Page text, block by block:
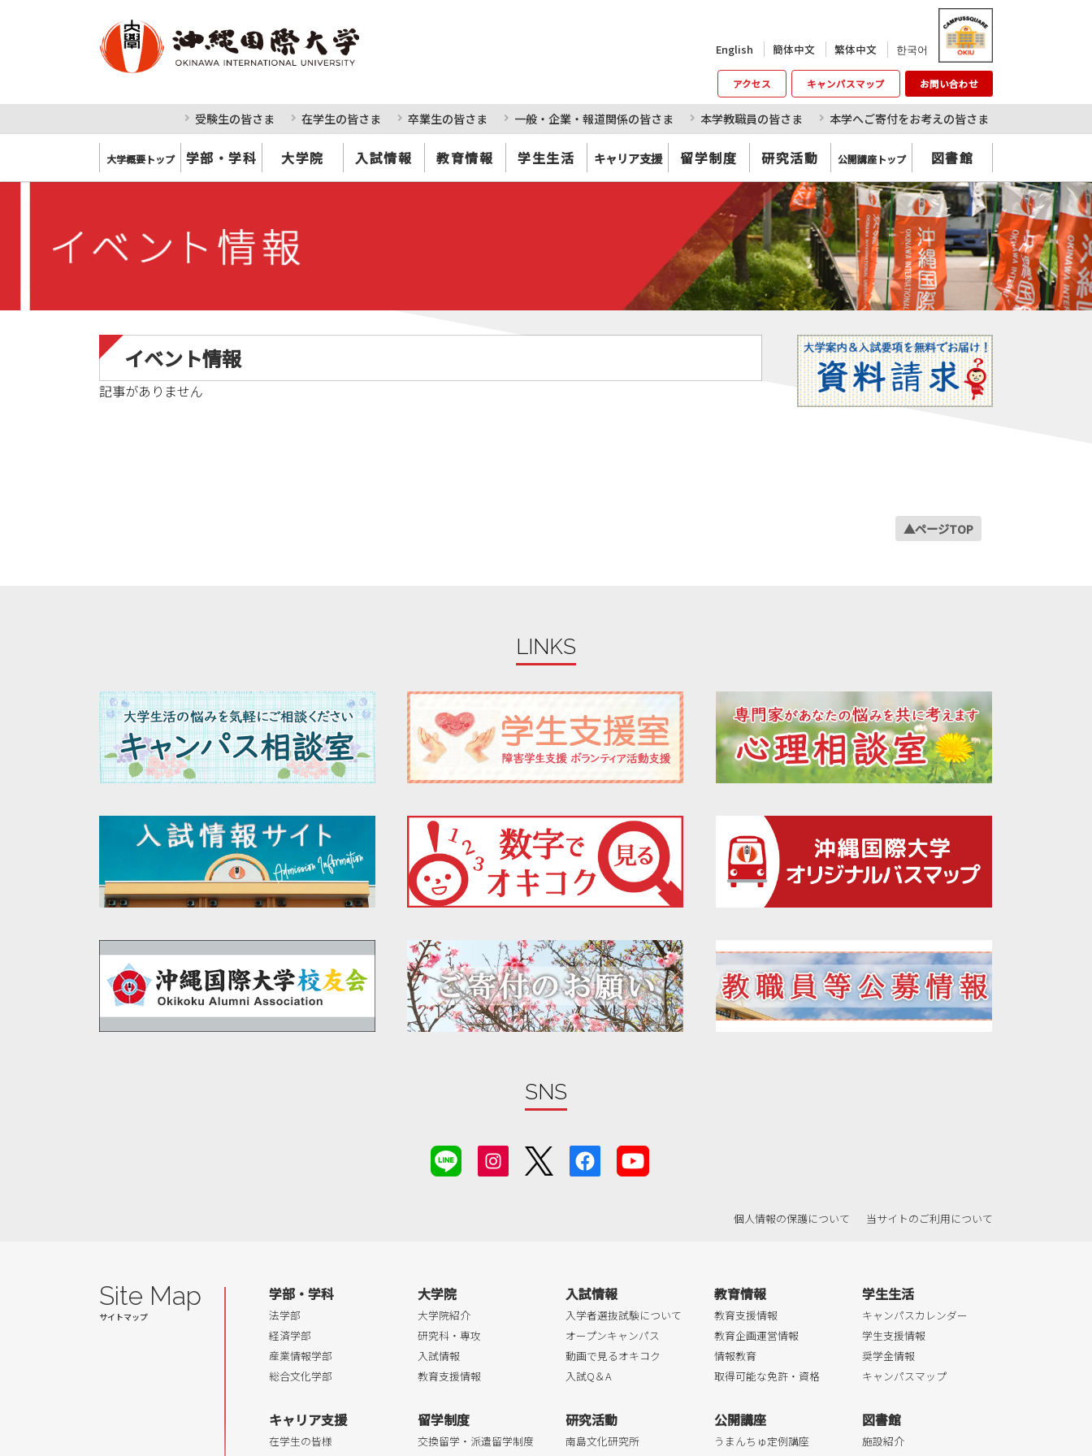
English 簡体中文 繁体中文 한국어
アクセス キャンパスマップ お問い合わせ
受験生の皆さま 在学生の皆さま 卒業生の皆さま 一般・企業・報道関係の皆さま 本学教職員の皆さま 本学へご寄付をお考えの皆さま
大学概要トップ 学部・学科 大学院 入試情報 教育情報 学生生活 キャリア支援 留学制度 研究活動 公開講座トップ 図書館
イベント情報
記事がありません
▲ページTOP
LINKS
SNS
個人情報の保護について 当サイトのご利用について
Site Map 学部・学科
法学部
経済学部
産業情報学部
総合文化学部
大学院
大学院紹介
研究科・専攻
入試情報
教育支援情報
入試情報
入学者選抜試験について
オープンキャンパス
動画で見るオキコク
入試Q＆A
教育情報
教育支援情報
教育企画運営情報
情報教育
取得可能な免許・資格
学生生活
キャンパスカレンダー
学生支援情報
奨学金情報
キャンパスマップ
キャリア支援
在学生の皆様
留学制度
交換留学・派遣留学制度
研究活動
南島文化研究所
公開講座
うまんちゅ定例講座
図書館
施設紹介